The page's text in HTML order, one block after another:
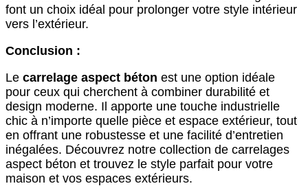
font un choix idéal pour prolonger votre style intérieur
vers l’extérieur.
Conclusion :
Le carrelage aspect béton est une option idéale
pour ceux qui cherchent à combiner durabilité et
design moderne. Il apporte une touche industrielle
chic à n’importe quelle pièce et espace extérieur, tout
en offrant une robustesse et une facilité d’entretien
inégalées. Découvrez notre collection de carrelages
aspect béton et trouvez le style parfait pour votre
maison et vos espaces extérieurs.